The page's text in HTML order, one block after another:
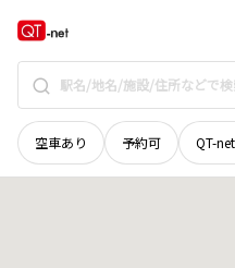
空車あり 予約可 QT-
広島県